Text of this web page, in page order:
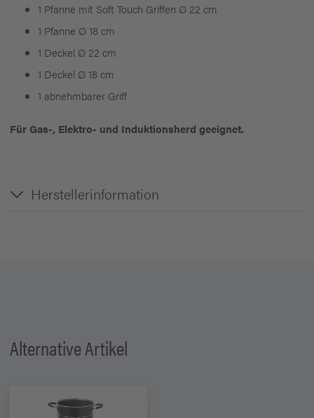
1 Pfanne mit Soft Touch Griffen Ø 22 cm
1 Pfanne Ø 18 cm
1 Deckel Ø 22 cm
1 Deckel Ø 18 cm
1 abnehmbarer Griff
Für Gas-, Elektro- und Induktionsherd geeignet.
Herstellerinformation
Alternative Artikel